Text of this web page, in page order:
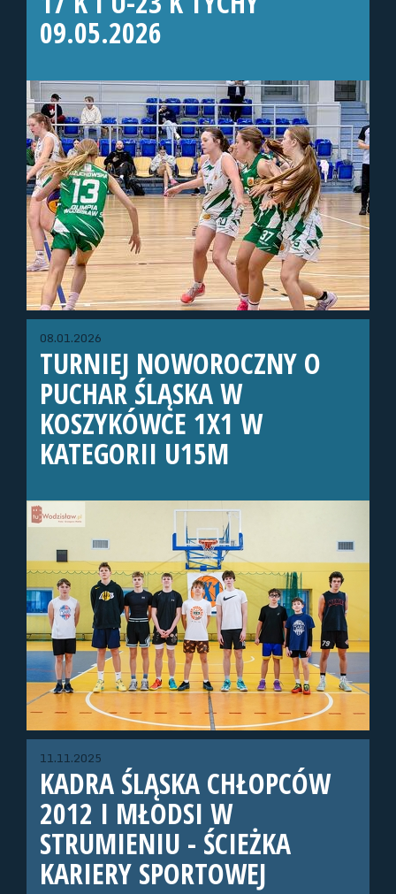
09.05.2026
08.01.2026
TURNIEJ NOWOROCZNY O
PUCHAR ŚLĄSKA W
KOSZYKÓWCE 1X1 W
KATEGORII U15M
11.11.2025
KADRA ŚLĄSKA CHŁOPCÓW
2012 I MŁODSI W
STRUMIENIU - ŚCIEŻKA
KARIERY SPORTOWEJ